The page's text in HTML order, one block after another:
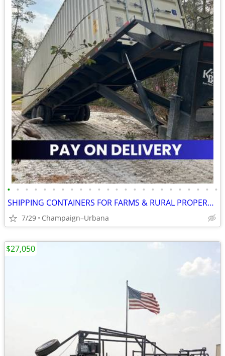
• • • • • • • • • • • • • • • • • • • • • • • •
SHIPPING CONTAINERS FOR FARMS & RURAL PROPERTIES 872-360-8481
7/29 Champaign–Urbana
$27,050